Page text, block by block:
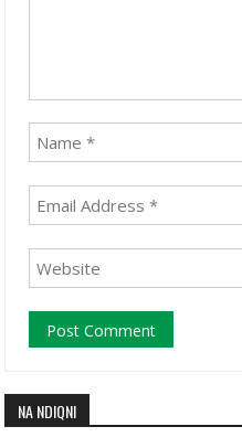
NA NDIQNI